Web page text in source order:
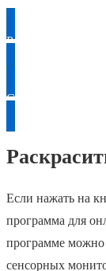
Раскрасить
Скачать
Если нажать на
программа для
программе
сенсорных